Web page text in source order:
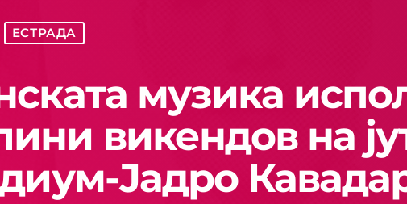
ЕСТРАДА
музика
викендов на
Јадро